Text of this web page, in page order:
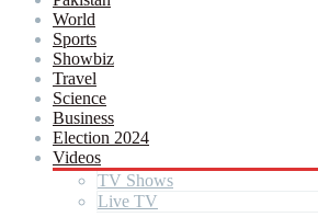
World
Sports
Showbiz
Travel
Science
Business
Election 2024
Videos
TV Shows
Live TV